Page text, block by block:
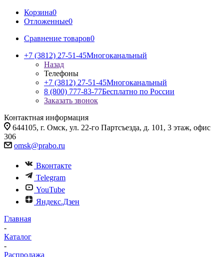
Корзина0
Отложенные0
Сравнение товаров0
+7 (3812) 27-51-45Многоканальный
Назад
Телефоны
+7 (3812) 27-51-45Многоканальный
8 (800) 777-83-77Бесплатно по России
Заказать звонок
Контактная информация
644105, г. Омск, ул. 22-го Партсъезда, д. 101, 3 этаж, офис
306
omsk@prabo.ru
Вконтакте
Telegram
YouTube
Яндекс.Дзен
Главная
-
Каталог
-
Распродажа